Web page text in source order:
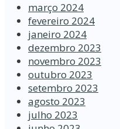
março 2024
fevereiro 2024
janeiro 2024
dezembro 2023
novembro 2023
outubro 2023
setembro 2023
agosto 2023
julho 2023